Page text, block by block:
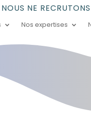
NOUS NE
Nos expertises